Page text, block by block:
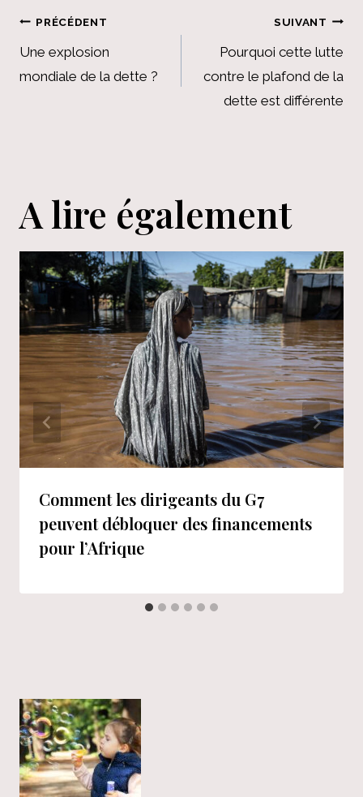
Navigation
de
PRÉCÉDENT
Une explosion
mondiale de la dette ?
SUIVANT
Pourquoi cette lutte
contre le plafond de la
dette est différente
A lire également
Comment les dirigeants du G7
peuvent débloquer des financements
pour l’Afrique